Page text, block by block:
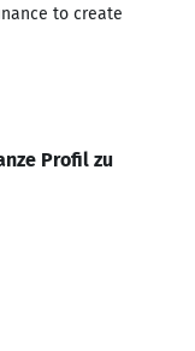
to create
Profil zu